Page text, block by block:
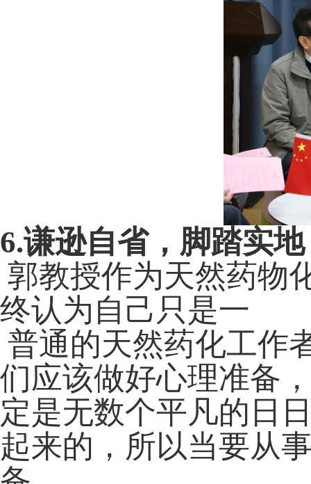
6.谦逊自省，脚踏实地
郭教授作为天然药物
终认为自己只是一
普通的天然药化工作
们应该做好心理准备
定是无数个平凡的日
起来的，所以当要从